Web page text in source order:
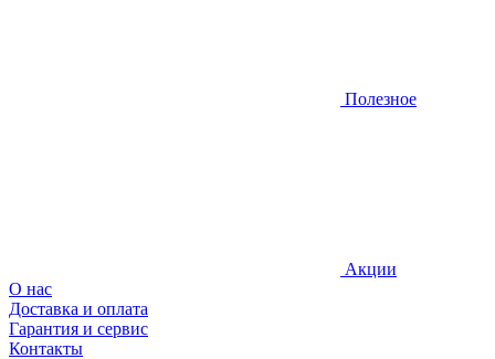
Полезное
Акции
О нас
Доставка и оплата
Гарантия и сервис
Контакты